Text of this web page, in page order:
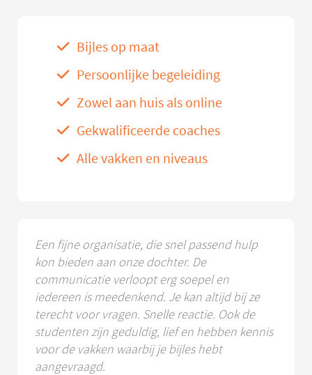
Bijles op maat
Persoonlijke begeleiding
Zowel aan huis als online
Gekwalificeerde coaches
Alle vakken en niveaus
Een fijne organisatie, die snel passend hulp
kon bieden aan onze dochter. De
communicatie verloopt erg soepel en
iedereen is meedenkend. Je kan altijd bij ze
terecht voor vragen. Snelle reactie. Ook de
studenten zijn geduldig, lief en hebben kennis
voor de vakken waarbij je bijles hebt
aangevraagd.